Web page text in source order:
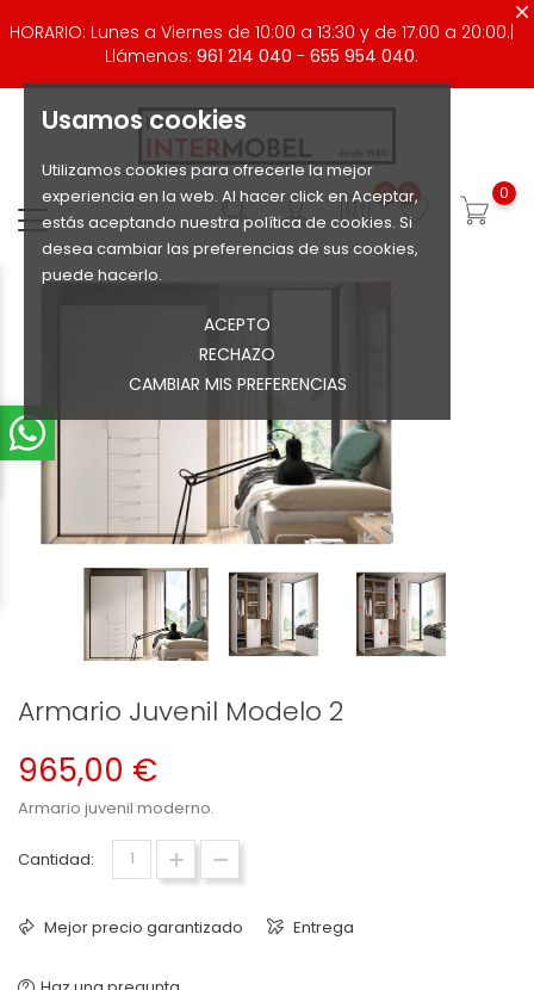
Usamos cookies
Utilizamos cookies para ofrecerle la mejor
experiencia en la web. Al hacer click en Aceptar,
estás aceptando nuestra política de cookies. Si
desea cambiar las preferencias de sus cookies,
puede hacerlo.
ACEPTO
RECHAZO
CAMBIAR MIS PREFERENCIAS
HORARIO: Lunes a Viernes de 10:00 a 13:30 y de 17:00 a 20:00.|
Llámenos: 961 214 040 - 655 954 040.
0 0 0
Armario Juvenil Modelo 2
965,00 €
Armario juvenil moderno.
Cantidad:
Mejor precio garantizado Entrega